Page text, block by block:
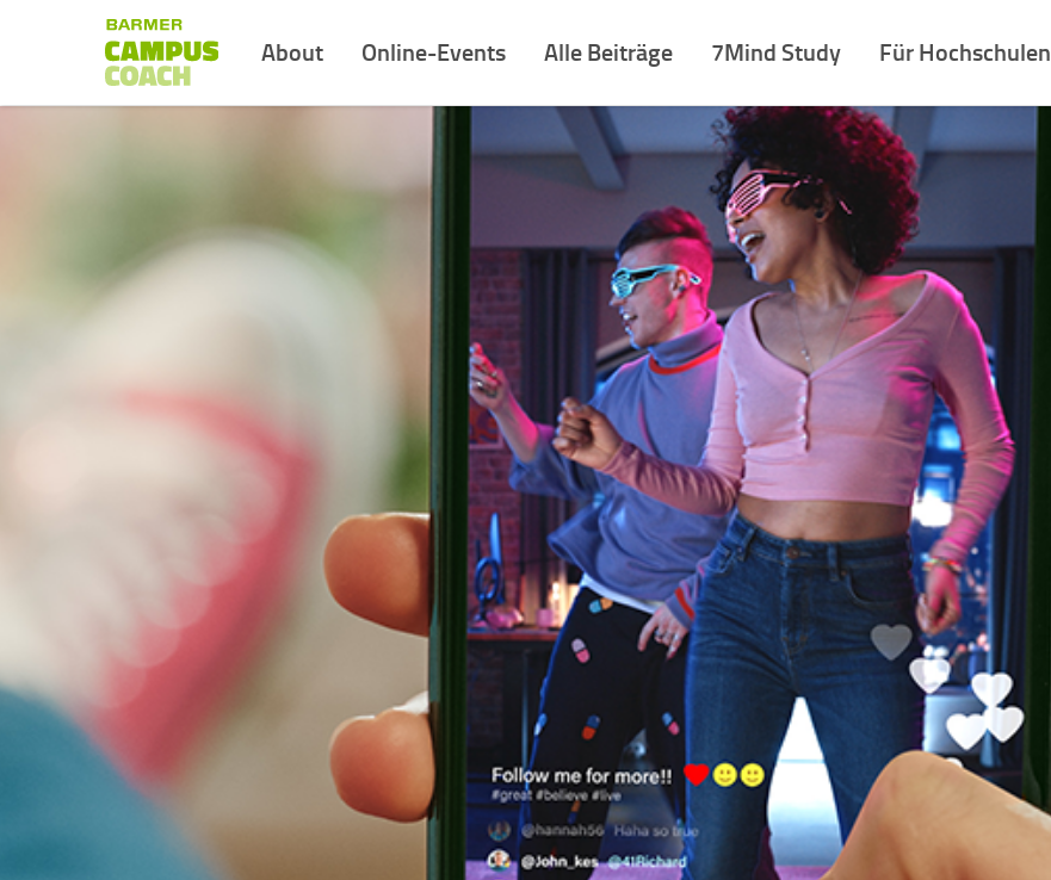
About Online-Events Alle Beiträge 7Mind Study Für Hochschulen